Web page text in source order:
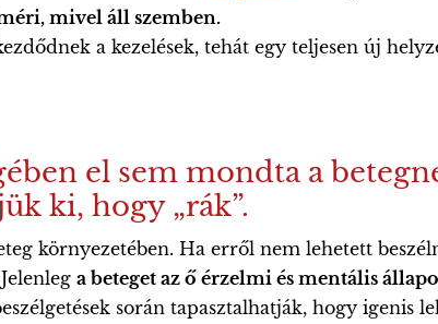
mivel áll szemben.
a kezelések, tehát egy teljesen új
el sem mondta a
ki, hogy „rák”.
környezetében. Ha erről nem lehetett
a beteget az ő érzelmi és mentális
során tapasztalhatják, hogy igenis